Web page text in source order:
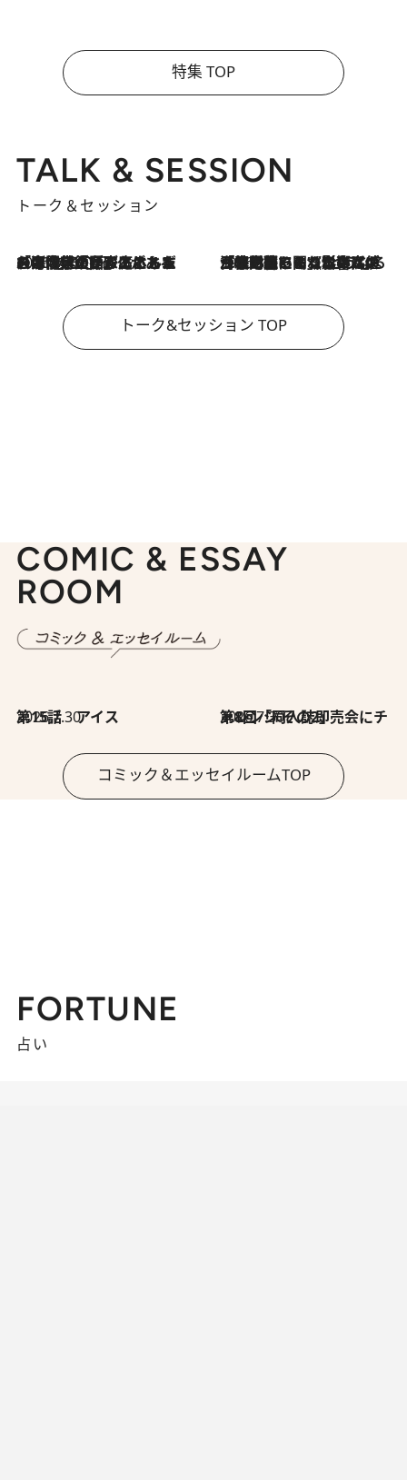
特集 TOP
TALK & SESSION
トーク＆セッション
2026.8.3
「今後値上げがあるとすれば…」「リスクがあるのは今年の冬」エネルギー専門家が語る、ホルムズ海峡封鎖が家庭にもたらす“ある心配” 2026.8.3
「住宅建てられない…」「サーチャージ料の高値が続いている」ホルムズ海峡封鎖による影響はいつまで続く？《エネルギー専門家に聞く“どうなる日本の暮らし”》
トーク&セッション TOP
COMIC & ESSAY
ROOM
2026.7.30
第15話 アイス 2026.7.30
第8回「同人誌即売会にチャレンジ その2」
コミック＆エッセイルームTOP
FORTUNE
占い